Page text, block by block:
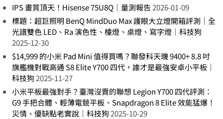
IPS 畫質頂天！Hisense 75U8Q｜量測報告2026-01-09
標題：超巨照明 BenQ MindDuo Max 護眼大立燈開箱評測｜全
光譜雙色 LED、Ra 演色性、檯燈、桌燈、寫字燈｜科技狗
2025-12-30
$14,999 的小米 Pad Mini 值得買嗎？聯發科天璣 9400+ 8.8 吋
旗艦機對戰高通 S8 Elite Y700 四代，誰才是最強安卓小平板｜
科技狗 2025-11-27
小米平板最強對手？臺灣沒賣的聯想 Legion Y700 四代評測：
G9 手把合體、輕薄電競平板、Snapdragon 8 Elite 效能猛爆！
災情、優缺點老實說｜科技狗 2025-10-29